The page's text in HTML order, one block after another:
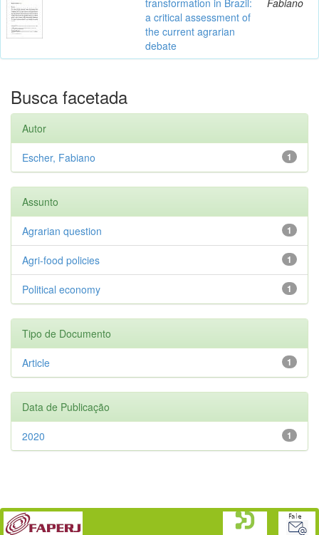
a critical assessment of
the current agrarian
debate
Busca facetada
Autor
1
Escher, Fabiano
Assunto
1
Agrarian question
1
Agri-food policies
1
Political economy
Tipo de Documento
1
Article
Data de Publicação
1
2020